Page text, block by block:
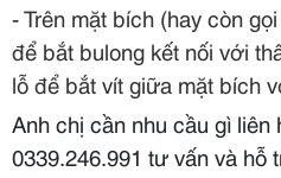
- Trên mặt bích (hay còn
để bắt bulong kết nối với
lỗ để bắt vít giữa mặt bích
Anh chị cần nhu cầu gì liên
0339.246.991 tư vấn và hỗ